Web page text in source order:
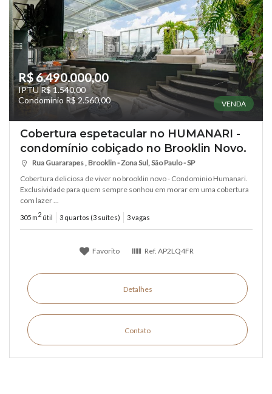
R$ 6.490.000,00
IPTU R$ 1.540,00
Condomínio R$ 2.560,00
VENDA
Cobertura espetacular no HUMANARI -
condomínio cobiçado no Brooklin Novo.
Rua Guararapes , Brooklin - Zona Sul, São Paulo - SP
Cobertura deliciosa de viver no brooklin novo - Condominio Humanari.
Exclusividade para quem sempre sonhou em morar em uma cobertura
com lazer ...
305 m2 útil 3 quartos (3 suítes) 3 vagas
Favorito Ref. AP2LQ4FR
Detalhes
Contato